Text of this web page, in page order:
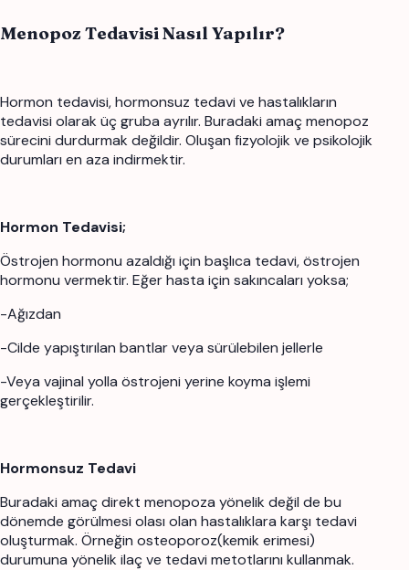
Menopoz Tedavisi Nasıl Yapılır?
Hormon tedavisi, hormonsuz tedavi ve hastalıkların
tedavisi olarak üç gruba ayrılır. Buradaki amaç menopoz
sürecini durdurmak değildir. Oluşan fizyolojik ve psikolojik
durumları en aza indirmektir.
Hormon Tedavisi;
Östrojen hormonu azaldığı için başlıca tedavi, östrojen
hormonu vermektir. Eğer hasta için sakıncaları yoksa;
-Ağızdan
-Cilde yapıştırılan bantlar veya sürülebilen jellerle
-Veya vajinal yolla östrojeni yerine koyma işlemi
gerçekleştirilir.
Hormonsuz Tedavi
Buradaki amaç direkt menopoza yönelik değil de bu
dönemde görülmesi olası olan hastalıklara karşı tedavi
oluşturmak. Örneğin osteoporoz(kemik erimesi)
durumuna yönelik ilaç ve tedavi metotlarını kullanmak.